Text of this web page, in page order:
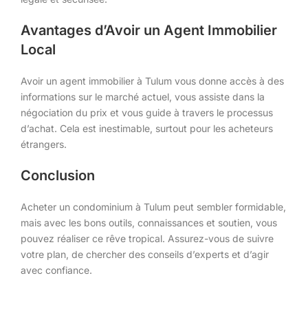
Avantages d’Avoir un Agent Immobilier
Local
Avoir un agent immobilier à Tulum vous donne accès à des
informations sur le marché actuel, vous assiste dans la
négociation du prix et vous guide à travers le processus
d’achat. Cela est inestimable, surtout pour les acheteurs
étrangers.
Conclusion
Acheter un condominium à Tulum peut sembler formidable,
mais avec les bons outils, connaissances et soutien, vous
pouvez réaliser ce rêve tropical. Assurez-vous de suivre
votre plan, de chercher des conseils d’experts et d’agir
avec confiance.